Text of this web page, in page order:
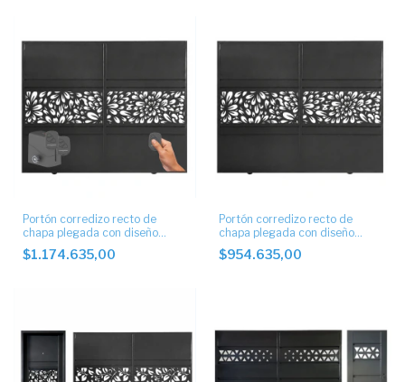
Portón corredizo recto de
chapa plegada con diseño
artístico automático.
$1.174.635,00
Portón corredizo recto de
chapa plegada con diseño
calado
$954.635,00